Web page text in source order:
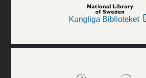
Kungliga Biblioteket